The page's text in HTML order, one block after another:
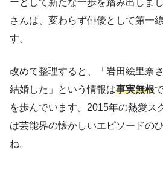
さんは、変わらず俳優として第一
す。
改めて整理すると、「岩田絵里奈
結婚した」という情報は事実無根
を歩んでいます。2015年の熱愛ス
は芸能界の懐かしいエピソードの
ね。